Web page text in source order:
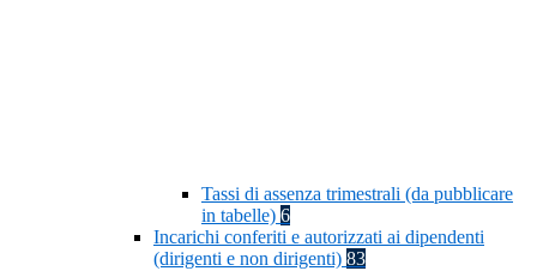
Tassi di assenza trimestrali (da pubblicare
in tabelle) 6
Incarichi conferiti e autorizzati ai dipendenti
(dirigenti e non dirigenti) 83